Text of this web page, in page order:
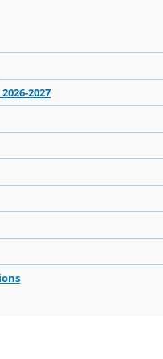
2027